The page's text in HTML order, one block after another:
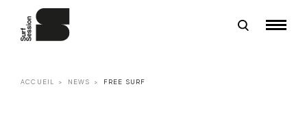
ACCUEIL NEWS FREE SURF